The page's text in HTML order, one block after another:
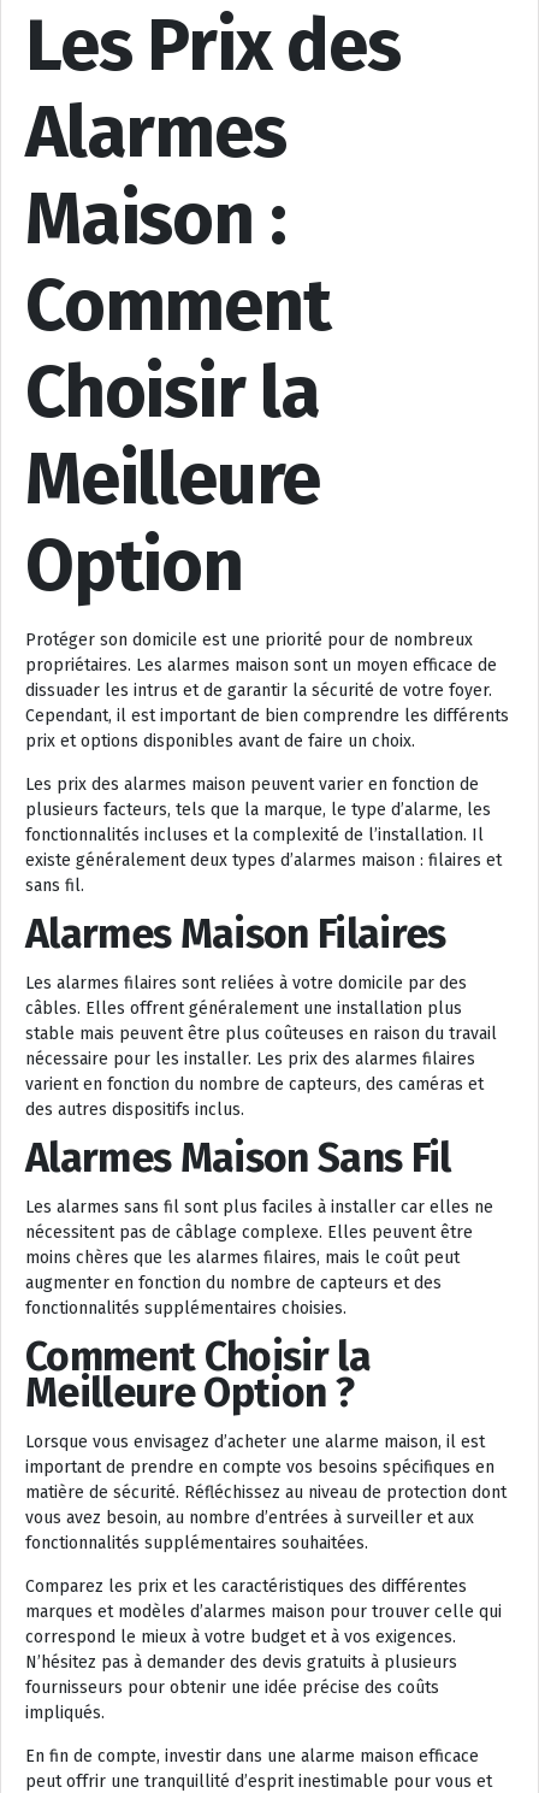
Les Prix des
Alarmes
Maison :
Comment
Choisir la
Meilleure
Option
Protéger son domicile est une priorité pour de nombreux
propriétaires. Les alarmes maison sont un moyen efficace de
dissuader les intrus et de garantir la sécurité de votre foyer.
Cependant, il est important de bien comprendre les différents
prix et options disponibles avant de faire un choix.
Les prix des alarmes maison peuvent varier en fonction de
plusieurs facteurs, tels que la marque, le type d’alarme, les
fonctionnalités incluses et la complexité de l’installation. Il
existe généralement deux types d’alarmes maison : filaires et
sans fil.
Alarmes Maison Filaires
Les alarmes filaires sont reliées à votre domicile par des
câbles. Elles offrent généralement une installation plus
stable mais peuvent être plus coûteuses en raison du travail
nécessaire pour les installer. Les prix des alarmes filaires
varient en fonction du nombre de capteurs, des caméras et
des autres dispositifs inclus.
Alarmes Maison Sans Fil
Les alarmes sans fil sont plus faciles à installer car elles ne
nécessitent pas de câblage complexe. Elles peuvent être
moins chères que les alarmes filaires, mais le coût peut
augmenter en fonction du nombre de capteurs et des
fonctionnalités supplémentaires choisies.
Comment Choisir la
Meilleure Option ?
Lorsque vous envisagez d’acheter une alarme maison, il est
important de prendre en compte vos besoins spécifiques en
matière de sécurité. Réfléchissez au niveau de protection dont
vous avez besoin, au nombre d’entrées à surveiller et aux
fonctionnalités supplémentaires souhaitées.
Comparez les prix et les caractéristiques des différentes
marques et modèles d’alarmes maison pour trouver celle qui
correspond le mieux à votre budget et à vos exigences.
N’hésitez pas à demander des devis gratuits à plusieurs
fournisseurs pour obtenir une idée précise des coûts
impliqués.
En fin de compte, investir dans une alarme maison efficace
peut offrir une tranquillité d’esprit inestimable pour vous et